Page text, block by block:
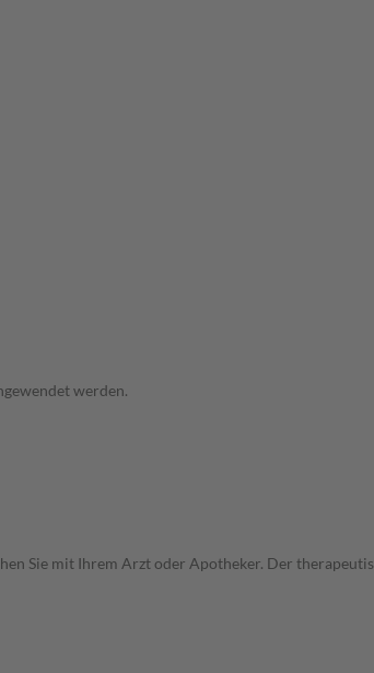
werden.
Sie mit Ihrem Arzt oder Apotheker. Der